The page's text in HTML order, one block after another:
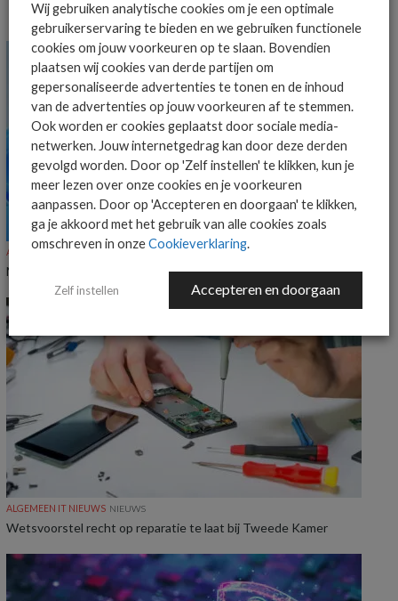
MEER ALGEMEEN IT NIEUWS NIEUWS
ALGEMEEN IT NIEUWS NIEUWS
Microsoft deelt voortgang op Windows 11-verbeteringen
ALGEMEEN IT NIEUWS NIEUWS
Wetsvoorstel recht op reparatie te laat bij Tweede Kamer
Wij gebruiken analytische cookies om je een optimale
gebruikerservaring te bieden en we gebruiken functionele
cookies om jouw voorkeuren op te slaan. Bovendien
plaatsen wij cookies van derde partijen om
gepersonaliseerde advertenties te tonen en de inhoud
van de advertenties op jouw voorkeuren af te stemmen.
Ook worden er cookies geplaatst door sociale media-
netwerken. Jouw internetgedrag kan door deze derden
gevolgd worden. Door op 'Zelf instellen' te klikken, kun je
meer lezen over onze cookies en je voorkeuren
aanpassen. Door op 'Accepteren en doorgaan' te klikken,
ga je akkoord met het gebruik van alle cookies zoals
omschreven in onzeCookieverklaring.
Zelf instellen Accepteren en doorgaan